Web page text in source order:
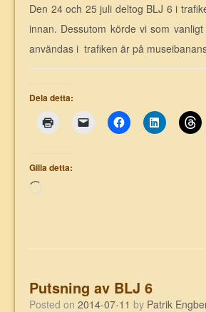
Den 24 och 25 juli deltog BLJ 6 i
innan. Dessutom körde vi som
användas i trafiken är på
Dela detta:
Gilla detta:
Laddar
Putsning av BLJ 6
Posted on 2014-07-11 by Patrik